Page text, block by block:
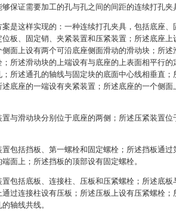
保证需要加工的孔与孔之间的间距的连续打孔夹
是这样实现的：一种连续打孔夹具，包括底座、
板、固定销、夹紧装置和压紧装置；所述底座上
面上设有两个可沿底座侧面滑动的滑动块；所述
所述滑动块的上端设有与底座的上表面相平行的
所述通孔的轴线与固定块的底面中心线相垂直；
底座的一端设有夹紧装置；所述底座的一个侧面
与滑动块分别位于底座的两侧；所述压紧装置位
包括挡板、第一螺栓和固定螺栓；所述挡板通过
面上；所述挡板的顶部设有固定螺栓。
包括底板、连接柱、压板和压紧螺栓；所述底板
过连接柱设有压板；所述压板上设有压紧螺栓；
轴线共线。